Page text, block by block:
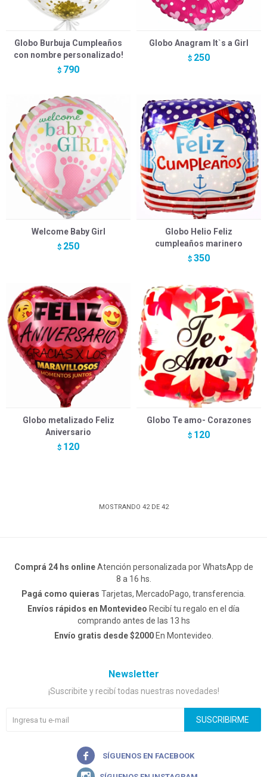
Globo Burbuja Cumpleaños
con nombre personalizado!
$ 790
Globo Anagram It`s a Girl
$ 250
Welcome Baby Girl
$ 250
Globo Helio Feliz
cumpleaños marinero
$ 350
Globo metalizado Feliz
Aniversario
$ 120
Globo Te amo- Corazones
$ 120
MOSTRANDO 42DE 42
Comprá 24 hs onlineAtención personalizada por WhatsApp de
8 a 16 hs.
Pagá como quieras Tarjetas, MercadoPago, transferencia.
Envíos rápidos en Montevideo Recibí tu regalo en el día
comprando antes de las 13 hs
Envío gratis desde $2000En Montevideo.
Newsletter
¡Suscribite y recibí todas nuestras novedades!
SUSCRIBIRME
